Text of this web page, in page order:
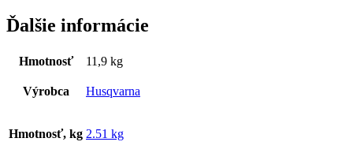
Ďalšie informácie
Hmotnosť 11,9 kg
Výrobca Husqvarna
Hmotnosť, kg 2.51 kg